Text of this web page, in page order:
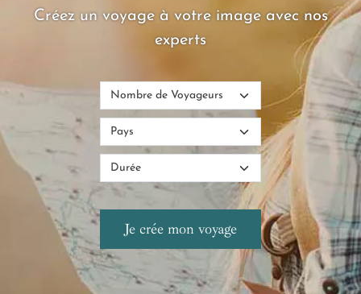
Créez un voyage à votre image avec nos
experts